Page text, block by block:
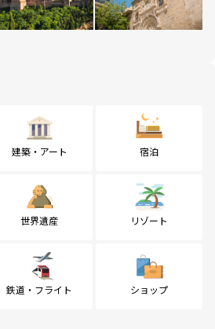
建築・アート 宿泊
世界遺産 リゾート
鉄道・フライト ショップ